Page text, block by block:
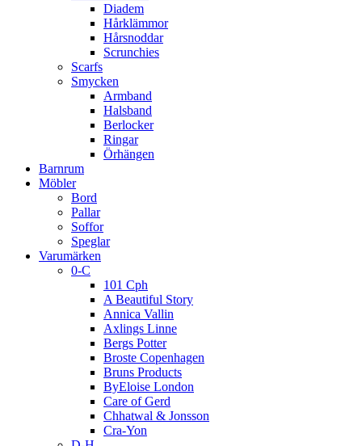
Diadem
Hårklämmor
Hårsnoddar
Scrunchies
Scarfs
Smycken
Armband
Halsband
Berlocker
Ringar
Örhängen
Barnrum
Möbler
Bord
Pallar
Soffor
Speglar
Varumärken
0-C
101 Cph
A Beautiful Story
Annica Vallin
Axlings Linne
Bergs Potter
Broste Copenhagen
Bruns Products
ByEloise London
Care of Gerd
Chhatwal & Jonsson
Cra-Yon